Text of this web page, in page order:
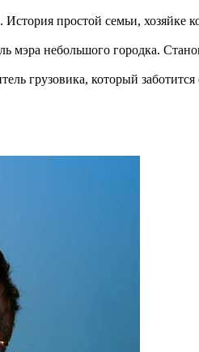
простой семьи, хозяйке
небольшого городка.
грузовика, который